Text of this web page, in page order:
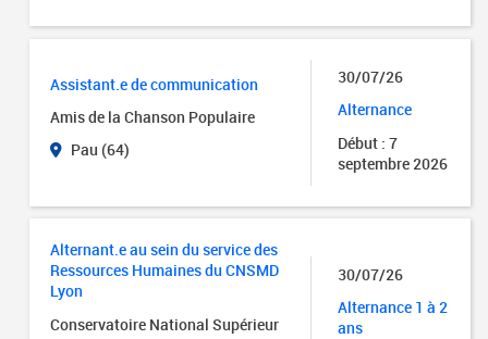
Assistant.e de communication
Amis de la Chanson Populaire
Pau (64)
30/07/26
Alternance
Début : 7
septembre 2026
Alternant.e au sein du service des
Ressources Humaines du CNSMD
Lyon
Conservatoire National Supérieur
30/07/26
Alternance 1 à 2
ans